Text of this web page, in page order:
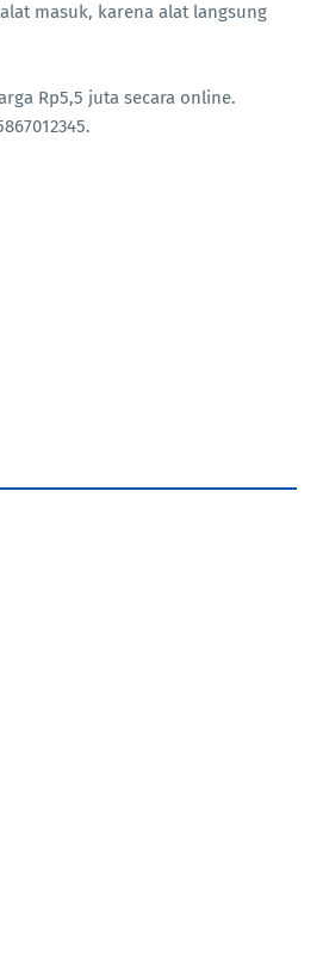
masuk, karena alat langsung
Rp5,5 juta secara online.